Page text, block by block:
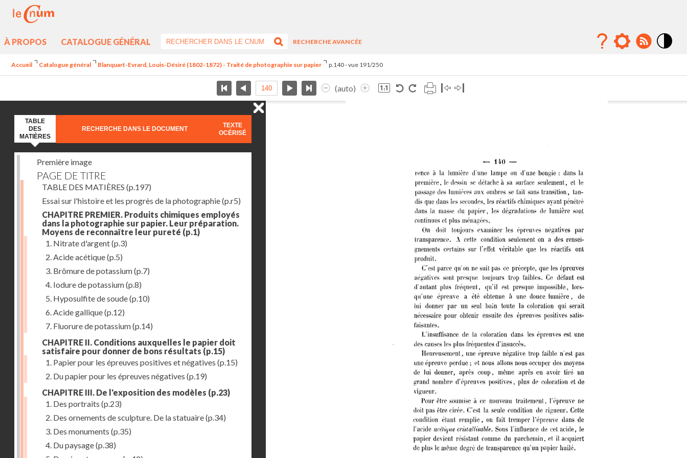
À PROPOS CATALOGUE GÉNÉRAL
RECHERCHE AVANCÉE
Accueil Catalogue général Blanquart-Evrard, Louis-Désiré (1802-1872) - Traité de photographie sur papier p.140 - vue 191/250
(auto)
TABLE
DES
MATIÈRES
RECHERCHE DANS LE DOCUMENT
TEXTE
OCÉRISÉ
Première image
PAGE DE TITRE
TABLE DES MATIÈRES (p.197)
Essai sur l'histoire et les progrès de la photographie(p.r5)
CHAPITRE PREMIER. Produits chimiques employés
dans la photographie sur papier. Leur préparation.
Moyens de reconnaître leur pureté (p.1)
1. Nitrate d'argent(p.3)
2. Acide acétique(p.5)
3. Brômure de potassium(p.7)
4. Iodure de potassium(p.8)
5. Hyposulfite de soude(p.10)
6. Acide gallique(p.12)
7. Fluorure de potassium(p.14)
CHAPITRE II. Conditions auxquelles le papier doit
satisfaire pour donner de bons résultats (p.15)
1. Papier pour les épreuves positives et négatives (p.15)
2. Du papier pour les épreuves négatives (p.19)
CHAPITRE III. De l'exposition des modèles (p.23)
1. Des portraits (p.23)
2. Des ornements de sculpture. De la statuaire(p.34)
3. Des monuments (p.35)
4. Du paysage(p.38)